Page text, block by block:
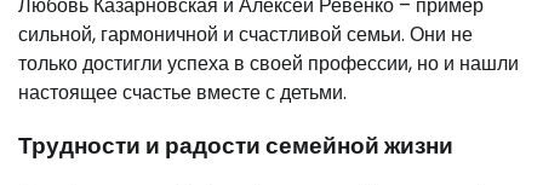
сильной, гармоничной и счастливой семьи. Они не
только достигли успеха в своей профессии, но и нашли
настоящее счастье вместе с детьми.
Трудности и радости семейной жизни